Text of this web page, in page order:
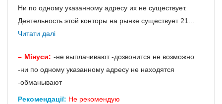
Ни по одному указанному адресу их не существует.
Деятельность этой конторы на рынке существует 21...
Читати далі
Мінуси: -не выплачивают -дозвонится не возможно
-ни по одному указанному адресу не находятся
-обманывают
Рекомендації: Не рекомендую